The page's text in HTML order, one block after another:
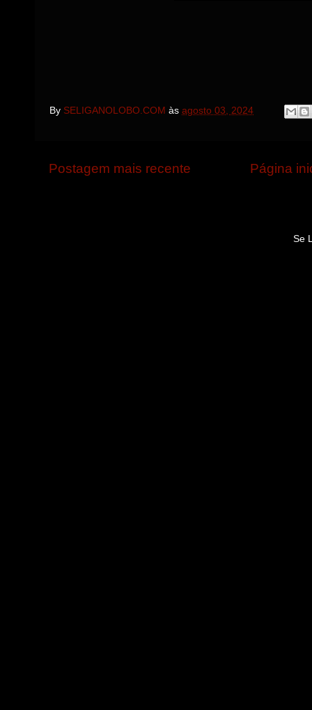
By SELIGANOLOBO.COM às agosto 03, 2024
Postagem mais recente Página
Se